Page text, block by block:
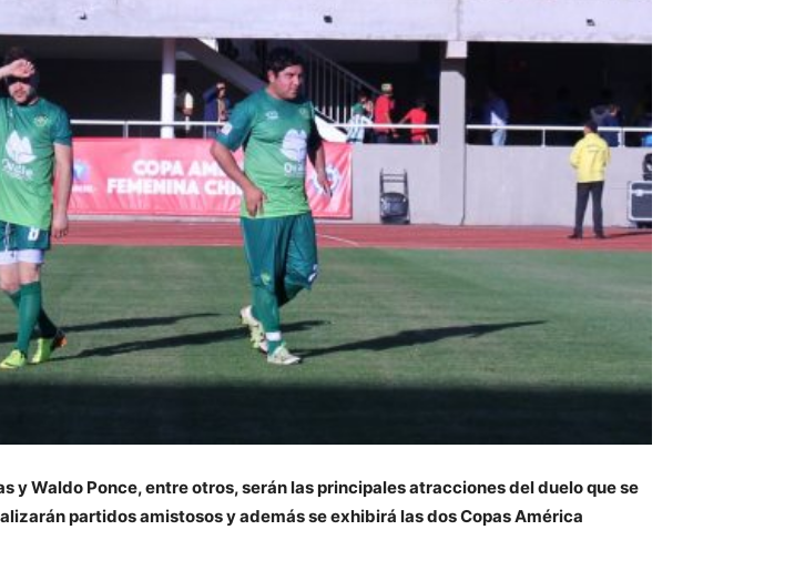
y Waldo Ponce, entre otros, serán las principales atracciones del duelo que se
partidos amistosos y además se exhibirá las dos Copas América